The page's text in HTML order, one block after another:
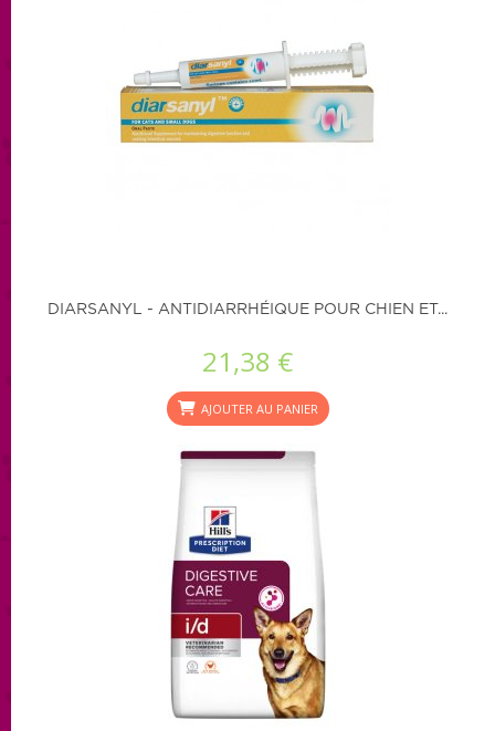
DIARSANYL - ANTIDIARRHÉIQUE POUR CHIEN ET...
21,38 €
AJOUTER AU PANIER